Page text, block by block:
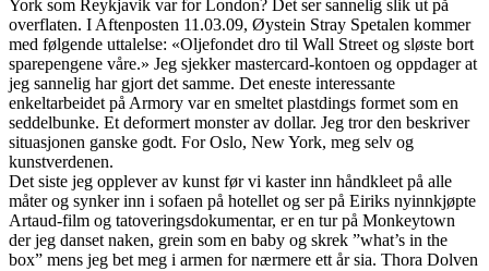
York som Reykjavik var for London? Det ser sannelig slik ut på
overflaten. I Aftenposten 11.03.09, Øystein Stray Spetalen kommer
med følgende uttalelse: «Oljefondet dro til Wall Street og sløste bort
sparepengene våre.» Jeg sjekker mastercard-kontoen og oppdager at
jeg sannelig har gjort det samme. Det eneste interessante
enkeltarbeidet på Armory var en smeltet plastdings formet som en
seddelbunke. Et deformert monster av dollar. Jeg tror den beskriver
situasjonen ganske godt. For Oslo, New York, meg selv og
kunstverdenen.
Det siste jeg opplever av kunst før vi kaster inn håndkleet på alle
måter og synker inn i sofaen på hotellet og ser på Eiriks nyinnkjøpte
Artaud-film og tatoveringsdokumentar, er en tur på Monkeytown
der jeg danset naken, grein som en baby og skrek ”what’s in the
box” mens jeg bet meg i armen for nærmere ett år sia. Thora Dolven